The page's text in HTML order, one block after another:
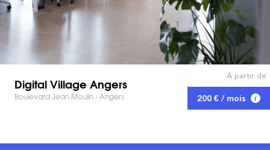
Digital Village Angers
Boulevard Jean Moulin - Angers
À partir de
200 € / mois